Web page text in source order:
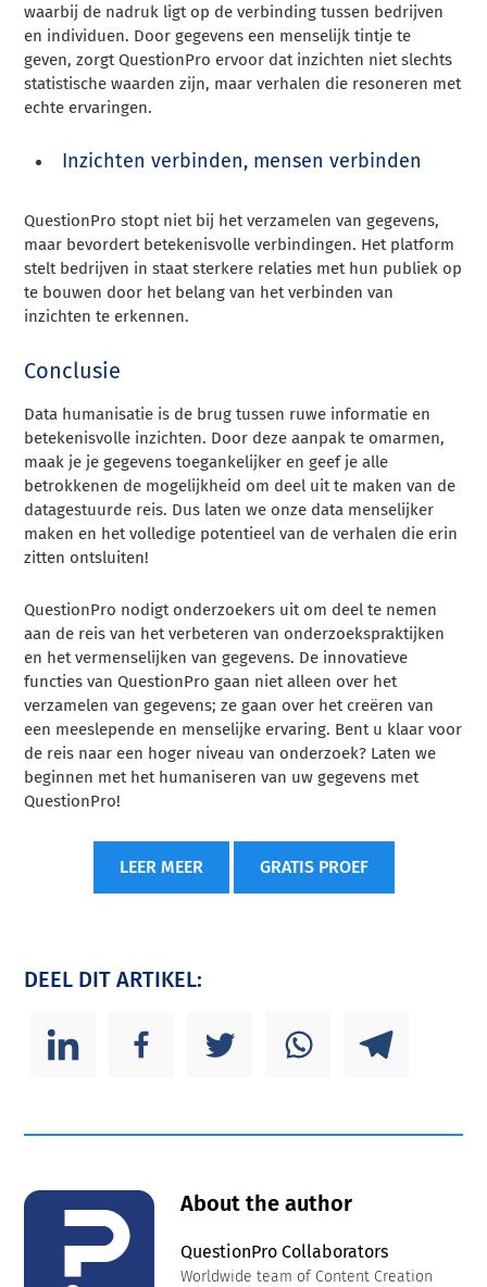
waarbij de nadruk ligt op de verbinding tussen bedrijven
en individuen. Door gegevens een menselijk tintje te
geven, zorgt QuestionPro ervoor dat inzichten niet slechts
statistische waarden zijn, maar verhalen die resoneren met
echte ervaringen.
Inzichten verbinden, mensen verbinden
QuestionPro stopt niet bij het verzamelen van gegevens,
maar bevordert betekenisvolle verbindingen. Het platform
stelt bedrijven in staat sterkere relaties met hun publiek op
te bouwen door het belang van het verbinden van
inzichten te erkennen.
Conclusie
Data humanisatie is de brug tussen ruwe informatie en
betekenisvolle inzichten. Door deze aanpak te omarmen,
maak je je gegevens toegankelijker en geef je alle
betrokkenen de mogelijkheid om deel uit te maken van de
datagestuurde reis. Dus laten we onze data menselijker
maken en het volledige potentieel van de verhalen die erin
zitten ontsluiten!
QuestionPro nodigt onderzoekers uit om deel te nemen
aan de reis van het verbeteren van onderzoekspraktijken
en het vermenselijken van gegevens. De innovatieve
functies van QuestionPro gaan niet alleen over het
verzamelen van gegevens; ze gaan over het creëren van
een meeslepende en menselijke ervaring. Bent u klaar voor
de reis naar een hoger niveau van onderzoek? Laten we
beginnen met het humaniseren van uw gegevens met
QuestionPro!
LEER MEER GRATIS PROEF
DEEL DIT ARTIKEL:
About the author
QuestionPro Collaborators
Worldwide team of Content Creation